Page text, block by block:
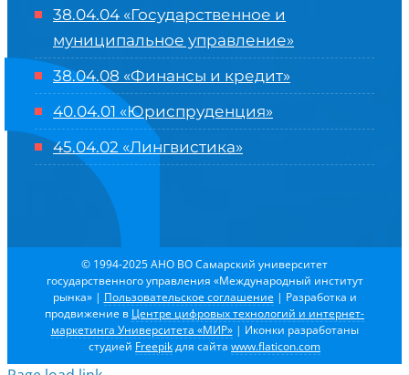
38.04.04 «Государственное и
муниципальное управление»
38.04.08 «Финансы и кредит»
40.04.01 «Юриспруденция»
45.04.02 «Лингвистика»
© 1994-2025 АНО ВО Самарский университет
государственного управления «Международный институт
рынка» | Пользовательское соглашение | Разработка и
продвижение в Центре цифровых технологий и интернет-
маркетинга Университета «МИР»| Иконки разработаны
студией Freepikдля сайта www.flaticon.com